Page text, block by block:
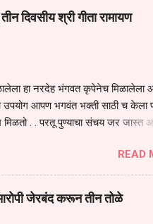
असणे गरजेचे आहे कोरोना ने मानवी
नामसाधना ही त्याच्यासाठी
दिवसीय श्री गीता रामायण
हा नरदेह भंगवत कृपेनेच मिळालेला
उपयोग आपण भगवंत भक्ती साठी च केला
. . परतू पुण्याचा संचय जर जास्त
व्यसन लावा म्हणजे या नरदेहाचा उपयोग
होत असते . भगवंताच्या
असे प्रतिपादन प पू चेतन्य बापू याचे
येथे केले तीन दिवसीय
READ
जेरबंद करून तीन तोळे